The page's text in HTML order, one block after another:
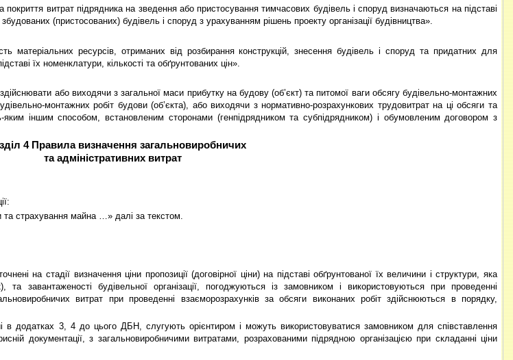
витрат підрядника на зведення або пристосування тимчасових будівель і споруд визначаються на підставі
(пристосованих) будівель і споруд з урахуванням рішень проекту організації будівництва».
матеріальних ресурсів, отриманих від розбирання конструкцій, знесення будівель і споруд та придатних для
їх номенклатури, кількості та обґрунтованих цін».
або виходячи з загальної маси прибутку на будову (об’єкт) та питомої ваги обсягу будівельно-монтажних
монтажних робіт будови (об’єкта), або виходячи з нормативно-розрахункових трудовитрат на ці обсяги та
яким іншим способом, встановленим сторонами (генпідрядником та субпідрядником) і обумовленим договором з
4 Правила визначення загальновиробничих
та адміністративних витрат
та страхування майна …» далі за текстом.
на стадії визначення ціни пропозиції (договірної ціни) на підставі обґрунтованої їх величини і структури, яка
та завантаженості будівельної організації, погоджуються із замовником і використовуються при проведенні
витрат при проведенні взаєморозрахунків за обсяги виконаних робіт здійснюються в порядку,
в додатках 3, 4 до цього ДБН, слугують орієнтиром і можуть використовуватися замовником для співставлення
документації, з загальновиробничими витратами, розрахованими підрядною організацією при складанні ціни